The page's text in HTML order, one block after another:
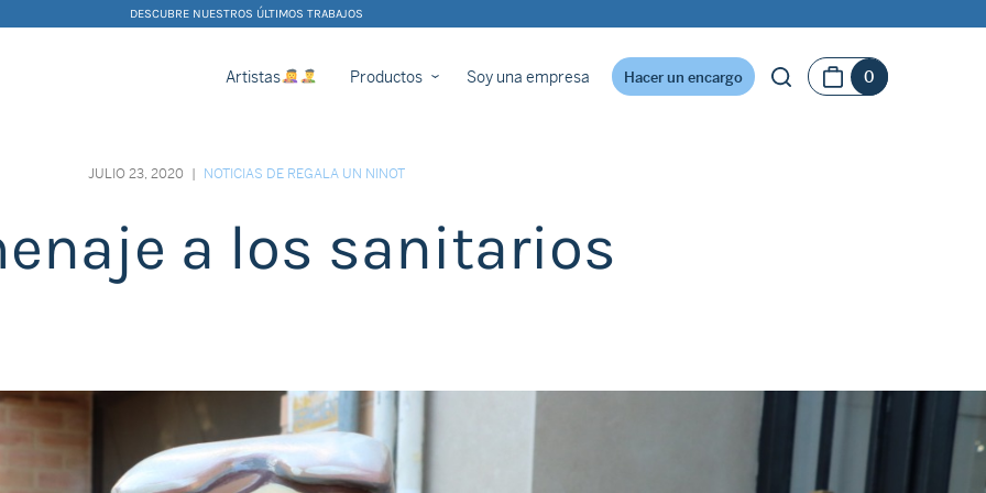
DESCUBRE NUESTROS ÚLTIMOS TRABAJOS
Artistas Productos Soy una empresa Hacer un encargo 0
JULIO 23, 2020 | NOTICIAS DE REGALA UN NINOT
a los sanitarios